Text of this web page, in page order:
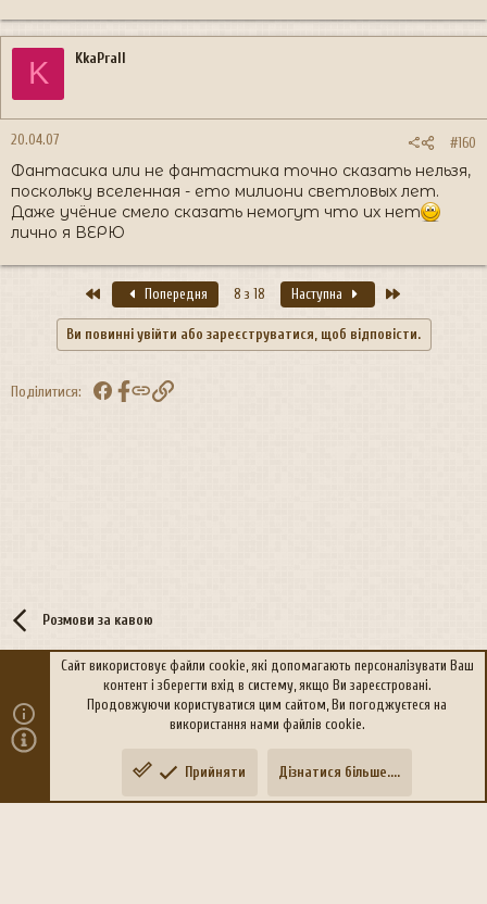
K KkaPrall
20.04.07 #160
Фантасика или не фантастика точно сказать нельзя,
поскольку вселенная - ето милиони светловых лет.
Даже учёние смело сказать немогут что их нет
лично я ВЕРЮ
ПершийПопередня 8 з 18 Наступна
Ви повинні увійти або зареєструватися, щоб відповісти.
Поділитися: FacebookПосилання
Розмови за кавою
Політика конфіденційності Дoпoмoга
Community platform by XenForo
xen-foro.com.ua Зверху
Сайт використовує файли cookie, які допомагають персоналізувати Ваш
контент і зберегти вхід в систему, якщо Ви зареєстровані.
Продовжуючи користуватися цим сайтом, Ви погоджуєтеся на
використання нами файлів cookie.
Прийняти Дізнатися більше....